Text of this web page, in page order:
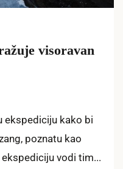
visoravan
ekspediciju kako bi
poznatu kao
ekspediciju vodi tim...